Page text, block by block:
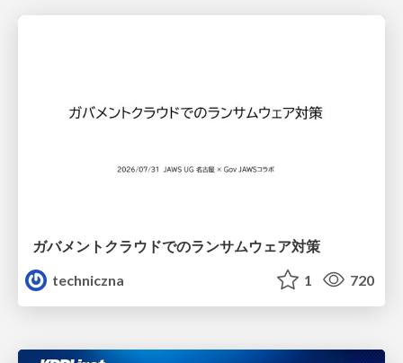
ガバメントクラウドでのランサムウェア対策
techniczna
1 720